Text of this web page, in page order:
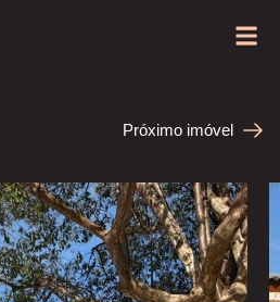
Próximo imóvel